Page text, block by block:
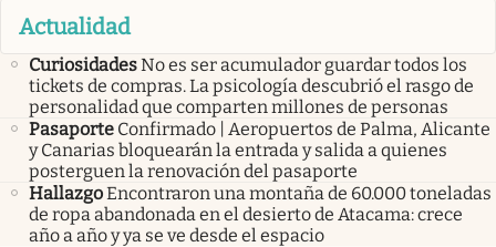
Actualidad
CuriosidadesNo es ser acumulador guardar todos los
tickets de compras. La psicología descubrió el rasgo de
personalidad que comparten millones de personas
Pasaporte Confirmado | Aeropuertos de Palma, Alicante
y Canarias bloquearán la entrada y salida a quienes
posterguen la renovación del pasaporte
HallazgoEncontraron una montaña de 60.000 toneladas
de ropa abandonada en el desierto de Atacama: crece
año a año y ya se ve desde el espacio